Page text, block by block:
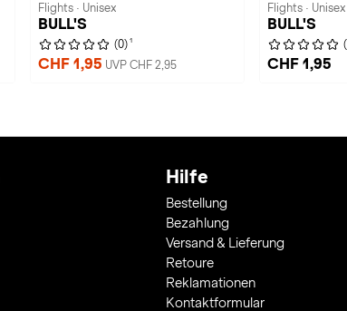
Flights · Unisex
BULL'S
(0) 1
CHF 1,95 UVP CHF 2,95
Flights · Unisex
BULL'S
CHF 1,95
Hilfe
Bestellung
Bezahlung
Versand & Lieferung
Retoure
Reklamationen
Kontaktformular